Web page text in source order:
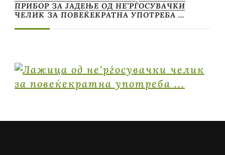
ПРИБОР ЗА ЈАДЕЊЕ ОД НЕ’РЃОСУВАЧКИ
ЧЕЛИК ЗА ПОВЕЌЕКРАТНА УПОТРЕБА …